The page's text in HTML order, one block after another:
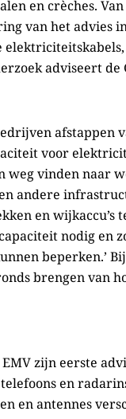
en crèches.
van het advies
adviseert de
afstappen
voor
vinden naar
andere
en
nodig en
beperken.’
brengen van
EMV zijn eerste
en
en antennes